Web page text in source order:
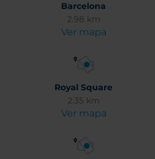
Barcelona
2.98 km
Ver mapa
Royal Square
2.35 km
Ver mapa